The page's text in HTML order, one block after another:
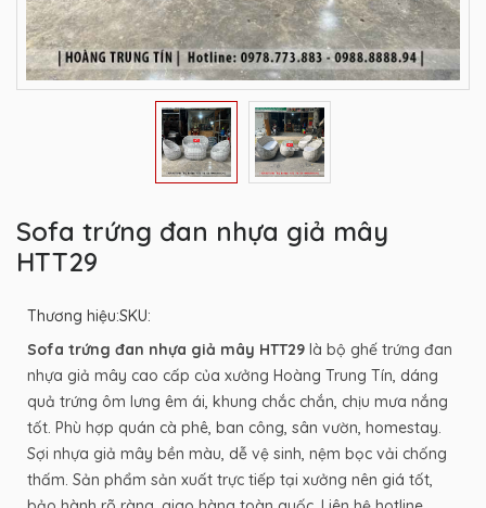
Sofa trứng đan nhựa giả mây
HTT29
Thương hiệu:SKU:
Sofa trứng đan nhựa giả mây HTT29 là bộ ghế trứng đan
nhựa giả mây cao cấp của xưởng Hoàng Trung Tín, dáng
quả trứng ôm lưng êm ái, khung chắc chắn, chịu mưa nắng
tốt. Phù hợp quán cà phê, ban công, sân vườn, homestay.
Sợi nhựa giả mây bền màu, dễ vệ sinh, nệm bọc vải chống
thấm. Sản phẩm sản xuất trực tiếp tại xưởng nên giá tốt,